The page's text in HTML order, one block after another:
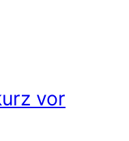
vor